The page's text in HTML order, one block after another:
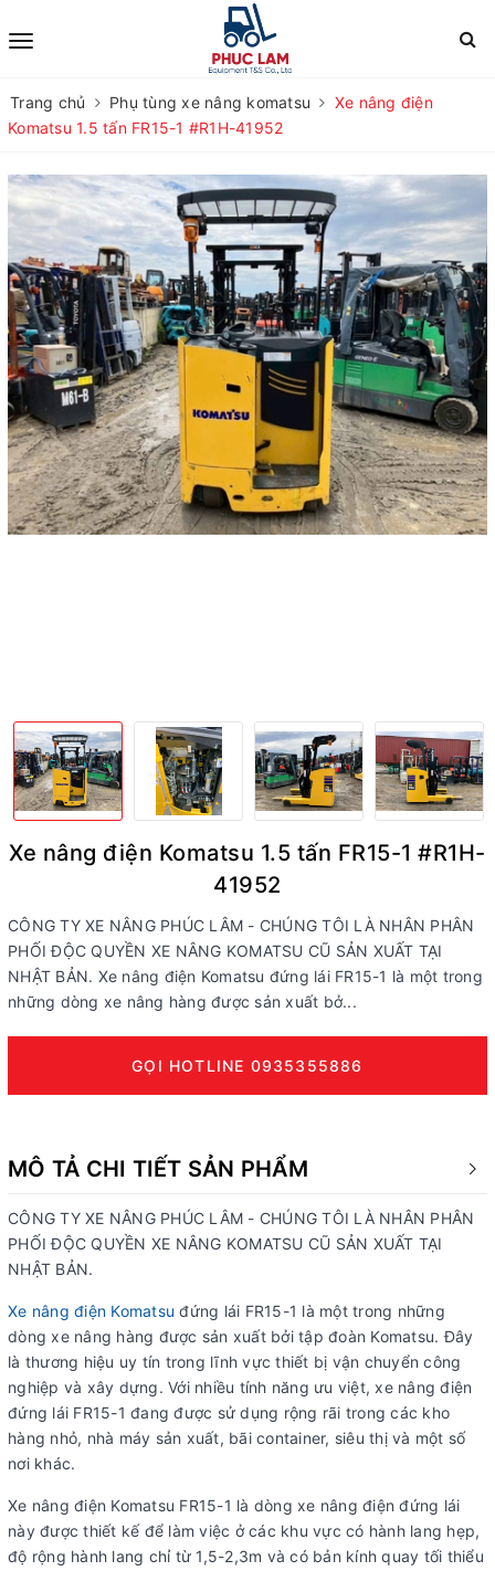
Trang chủ Phụ tùng xe nâng komatsu
Xe nâng điện
Komatsu 1.5 tấn FR15-1 #R1H-41952
Xe nâng điện Komatsu 1.5 tấn FR15-1 #R1H-
41952
CÔNG TY XE NÂNG PHÚC LÂM - CHÚNG TÔI LÀ NHÂN PHÂN
PHỐI ĐỘC QUYỀN XE NÂNG KOMATSU CŨ SẢN XUẤT TẠI
NHẬT BẢN. Xe nâng điện Komatsu đứng lái FR15-1 là một trong
những dòng xe nâng hàng được sản xuất bở...
GỌI HOTLINE 0935355886
MÔ TẢ CHI TIẾT SẢN PHẨM
CÔNG TY XE NÂNG PHÚC LÂM - CHÚNG TÔI LÀ NHÂN PHÂN
PHỐI ĐỘC QUYỀN XE NÂNG KOMATSU CŨ SẢN XUẤT TẠI
NHẬT BẢN.
Xe nâng điện Komatsuđứng lái FR15-1 là một trong những
dòng xe nâng hàng được sản xuất bởi tập đoàn Komatsu. Đây
là thương hiệu uy tín trong lĩnh vực thiết bị vận chuyển công
nghiệp và xây dựng. Với nhiều tính năng ưu việt, xe nâng điện
đứng lái FR15-1 đang được sử dụng rộng rãi trong các kho
hàng nhỏ, nhà máy sản xuất, bãi container, siêu thị và một số
nơi khác.
Xe nâng điện Komatsu FR15-1 là dòng xe nâng điện đứng lái
này được thiết kế để làm việc ở các khu vực có hành lang hẹp,
độ rộng hành lang chỉ từ 1,5-2,3m và có bản kính quay tối thiểu